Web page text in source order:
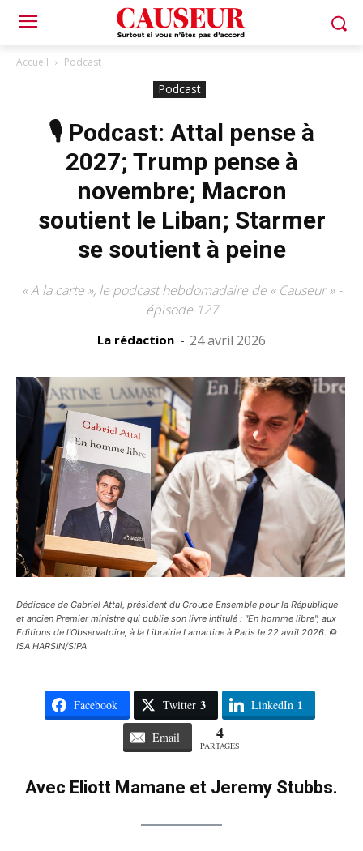
Accueil Podcast
Podcast
🎙️ Podcast: Attal pense à
2027; Trump pense à
novembre; Macron
soutient le Liban; Starmer
se soutient à peine
« A la carte », le podcast hebdomadaire de « Causeur » -
épisode 127
La rédaction - 24 avril 2026
Dédicace de Gabriel Attal, président du Groupe Ensemble pour la République
et ancien Premier ministre qui publie son livre intitulé : "En homme libre", aux
Editions de l'Observatoire, à la Librairie Lamartine à Paris le 22 avril 2026. ©
ISA HARSIN/SIPA
Facebook Twitter 3 LinkedIn 1
Email 4
PARTAGES
Avec Eliott Mamane et Jeremy Stubbs.